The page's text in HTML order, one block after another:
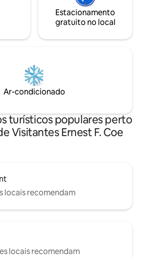
Estacionamento
gratuito no local
Ar-condicionado
turísticos populares perto
Visitantes Ernest F. Coe
locais recomendam
locais recomendam